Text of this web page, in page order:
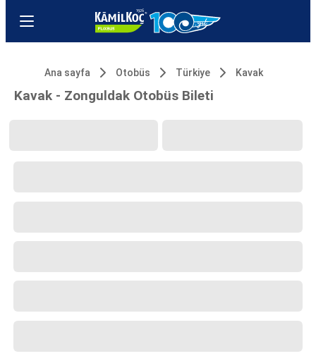
Ana sayfa Otobüs Türkiye Kavak
Kavak - Zonguldak Otobüs Bileti